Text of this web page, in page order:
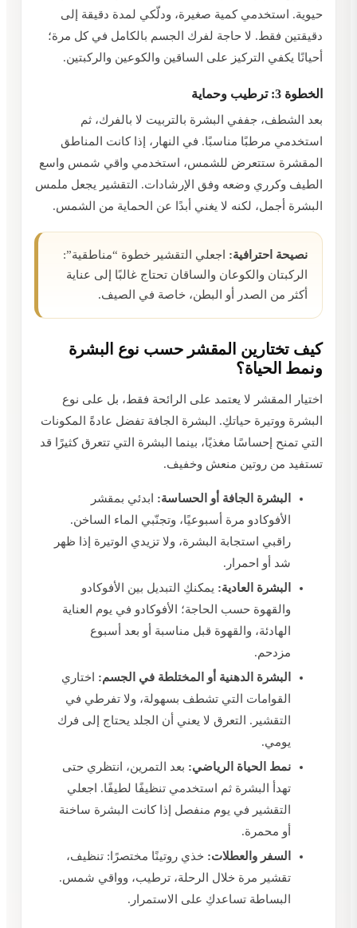
حيوية. استخدمي كمية صغيرة، ودلّكي لمدة دقيقة إلى
دقيقتين فقط. لا حاجة لفرك الجسم بالكامل في كل مرة؛
أحيانًا يكفي التركيز على الساقين والكوعين والركبتين.
الخطوة 3: ترطيب وحماية
بعد الشطف، جففي البشرة بالتربيت لا بالفرك، ثم
استخدمي مرطبًا مناسبًا. في النهار، إذا كانت المناطق
المقشرة ستتعرض للشمس، استخدمي واقي شمس واسع
الطيف وكرري وضعه وفق الإرشادات. التقشير يجعل ملمس
البشرة أجمل، لكنه لا يغني أبدًا عن الحماية من الشمس.
نصيحة احترافية: اجعلي التقشير خطوة “مناطقية”:
الركبتان والكوعان والساقان تحتاج غالبًا إلى عناية
أكثر من الصدر أو البطن، خاصة في الصيف.
كيف تختارين المقشر حسب نوع البشرة
ونمط الحياة؟
اختيار المقشر لا يعتمد على الرائحة فقط، بل على نوع
البشرة ووتيرة حياتكِ. البشرة الجافة تفضل عادةً المكونات
التي تمنح إحساسًا مغذيًا، بينما البشرة التي تتعرق كثيرًا قد
تستفيد من روتين منعش وخفيف.
البشرة الجافة أو الحساسة: ابدئي بمقشر
الأفوكادو مرة أسبوعيًا، وتجنّبي الماء الساخن.
راقبي استجابة البشرة، ولا تزيدي الوتيرة إذا ظهر
شد أو احمرار.
البشرة العادية: يمكنكِ التبديل بين الأفوكادو
والقهوة حسب الحاجة؛ الأفوكادو في يوم العناية
الهادئة، والقهوة قبل مناسبة أو بعد أسبوع
مزدحم.
البشرة الدهنية أو المختلطة في الجسم: اختاري
القوامات التي تشطف بسهولة، ولا تفرطي في
التقشير. التعرق لا يعني أن الجلد يحتاج إلى فرك
يومي.
نمط الحياة الرياضي: بعد التمرين، انتظري حتى
تهدأ البشرة ثم استخدمي تنظيفًا لطيفًا. اجعلي
التقشير في يوم منفصل إذا كانت البشرة ساخنة
أو محمرة.
السفر والعطلات: خذي روتينًا مختصرًا: تنظيف،
تقشير مرة خلال الرحلة، ترطيب، وواقي شمس.
البساطة تساعدكِ على الاستمرار.